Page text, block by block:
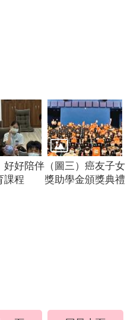
好好陪伴
課程
（圖三）癌友子女
獎助學金頒獎典禮